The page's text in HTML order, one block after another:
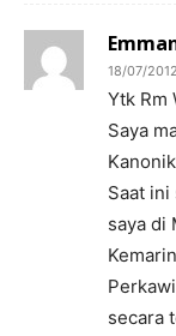
18/07/
Ytk Rm
Saya
Saat ini
saya di
secara